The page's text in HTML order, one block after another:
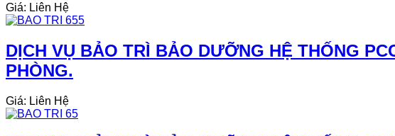
Giá: Liên Hệ
DỊCH VỤ BẢO TRÌ BẢO DƯỠNG HỆ THỐNG
PHÒNG.
Giá: Liên Hệ